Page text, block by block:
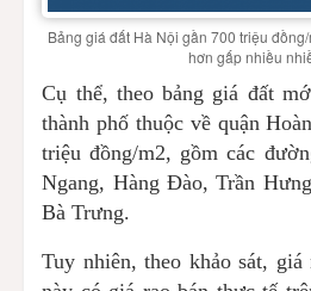
Bảng giá đất Hà Nội gần 700 triệu
hơn gấp nhiều
Cụ thể, theo bảng giá đất
thành phố thuộc về quận
triệu đồng/m2, gồm các
Ngang, Hàng Đào, Trần
Bà Trưng.
Tuy nhiên, theo khảo sát,